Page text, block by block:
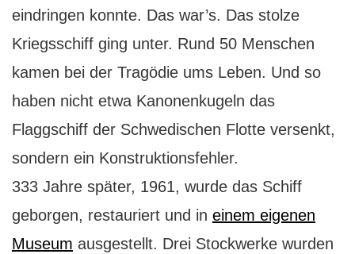
eindringen konnte. Das war’s. Das stolze
Kriegsschiff ging unter. Rund 50 Menschen
kamen bei der Tragödie ums Leben. Und so
haben nicht etwa Kanonenkugeln das
Flaggschiff der Schwedischen Flotte versenkt,
sondern ein Konstruktionsfehler.
333 Jahre später, 1961, wurde das Schiff
geborgen, restauriert und in einem eigenen
Museum ausgestellt. Drei Stockwerke wurden